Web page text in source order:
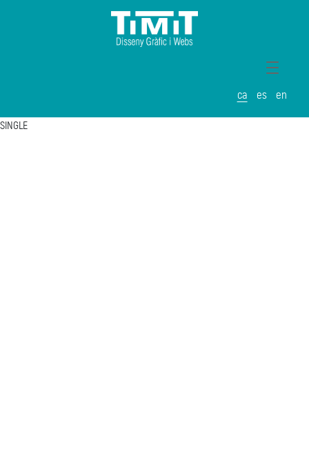
ca es en
SINGLE